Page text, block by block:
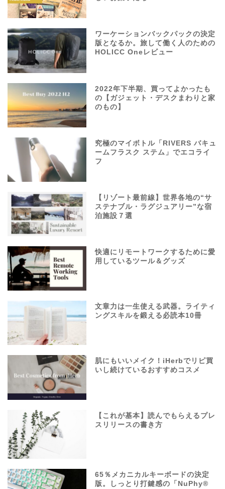
ワーケーションバックパックの決定
版となるか。旅して働く人のための
HOLICC Oneレビュー
2022年下半期、買ってよかったも
の【ガジェット・デスクまわりと家
のもの】
究極のマイボトル「RIVERS バキュ
ームフラスク ステム」でエコライ
フ
【リゾート最前線】世界各地の“サ
ステナブル・ラグジュアリー”な宿
泊施設７選
快適にリモートワークするために愛
用しているツール＆グッズ
文章力は一生使える武器。ライティ
ングスキルを鍛える必読本10冊
肌にもいいメイク！iHerbでリピ買
いし続けているおすすめコスメ
【これが基本】読んでもらえるプレ
スリリースの書き方
65％メカニカルキーボードの決定
版。しっとり打鍵感の「NuPhy®